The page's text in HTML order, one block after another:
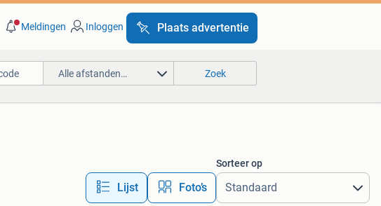
Meldingen Inloggen Plaats advertentie
Alle afstanden… Zoek
Lijst Foto’s
Sorteer op